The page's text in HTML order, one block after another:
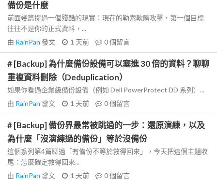
備份是什麼
前面幾篇提過一個殘酷的現實：現在的勒索軟體攻擊，第一個目標
往往不是你的正式資料，...
由 RainPan 發文 1 天前 0個留言
# [Backup] 為什麼備份設備可以塞進 30 倍的資料？聊聊
重複資料刪除（Deduplication）
如果你看過企業級備份設備（例如 Dell PowerProtect DD 系列）...
由 RainPan 發文 1 天前 0個留言
# [Backup] 備份界最常被跳過的一步：還原演練，以及
為什麼「沒演練過的備份」等於沒備份
這個系列第4篇聊過「有備份不等於救得回來」，今天把這個主題收
尾：怎麼確定救得回來...
由 RainPan 發文 1 天前 0個留言